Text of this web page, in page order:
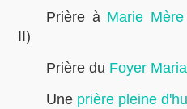
Prière à Marie
II)
Prière du Foyer Marial
Une prière pleine